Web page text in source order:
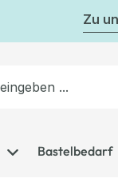
Zu
Bastelbedarf